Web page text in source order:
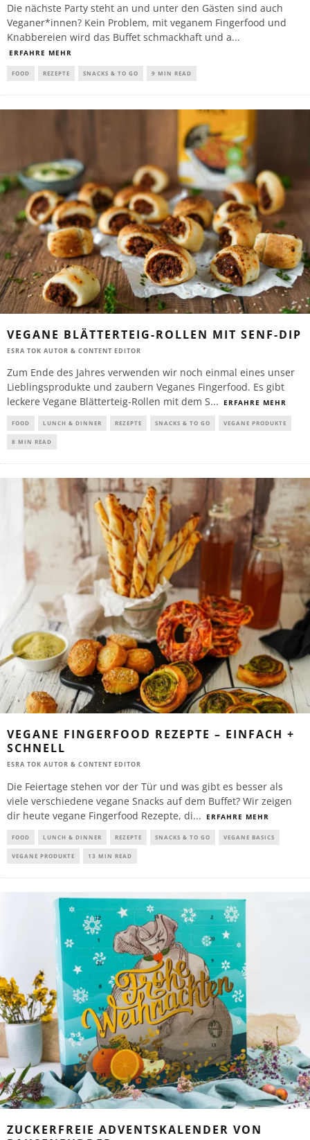
Die nächste Party steht an und unter den Gästen sind auch
Veganer*innen? Kein Problem, mit veganem Fingerfood und
Knabbereien wird das Buffet schmackhaft und a...
ERFAHRE MEHR
FOOD REZEPTE SNACKS & TO GO 9 MIN READ
VEGANE BLÄTTERTEIG-ROLLEN MIT SENF-DIP
ESRA TOK AUTOR & CONTENT EDITOR
Zum Ende des Jahres verwenden wir noch einmal eines unser
Lieblingsprodukte und zaubern Veganes Fingerfood. Es gibt
leckere Vegane Blätterteig-Rollen mit dem S... ERFAHRE MEHR
FOOD LUNCH & DINNER REZEPTE SNACKS & TO GO VEGANE PRODUKTE
8 MIN READ
VEGANE FINGERFOOD REZEPTE – EINFACH +
SCHNELL
ESRA TOK AUTOR & CONTENT EDITOR
Die Feiertage stehen vor der Tür und was gibt es besser als
viele verschiedene vegane Snacks auf dem Buffet? Wir zeigen
dir heute vegane Fingerfood Rezepte, di... ERFAHRE MEHR
FOOD LUNCH & DINNER REZEPTE SNACKS & TO GO VEGANE BASICS
VEGANE PRODUKTE 13 MIN READ
ZUCKERFREIE ADVENTSKALENDER VON